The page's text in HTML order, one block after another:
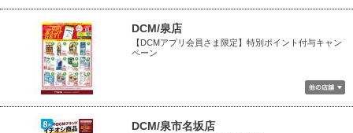
DCM/泉店
【DCMアプリ会員さま限定】特別ポイント付与キャン
ペーン
DCM/泉市名坂店